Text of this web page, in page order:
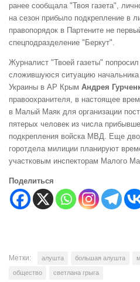
ранее сообщала "Твоя газета",
на сезон прибыло подкрепление в
правопорядок в Партените не
спецподразделение "Беркут".
Журналист "Твоей газеты"
сложившуюся ситуацию
Украины в АР Крым Андрея
правоохранителя,
в настоящее
в Малый Маяк для организации
пятерых человек из числа
подкрепления войска МВД. Еще
горотдела милиции планируют
участковым инспекторам Малого
Поделиться
Метки: алушта большая алушта
общество светлана грыга